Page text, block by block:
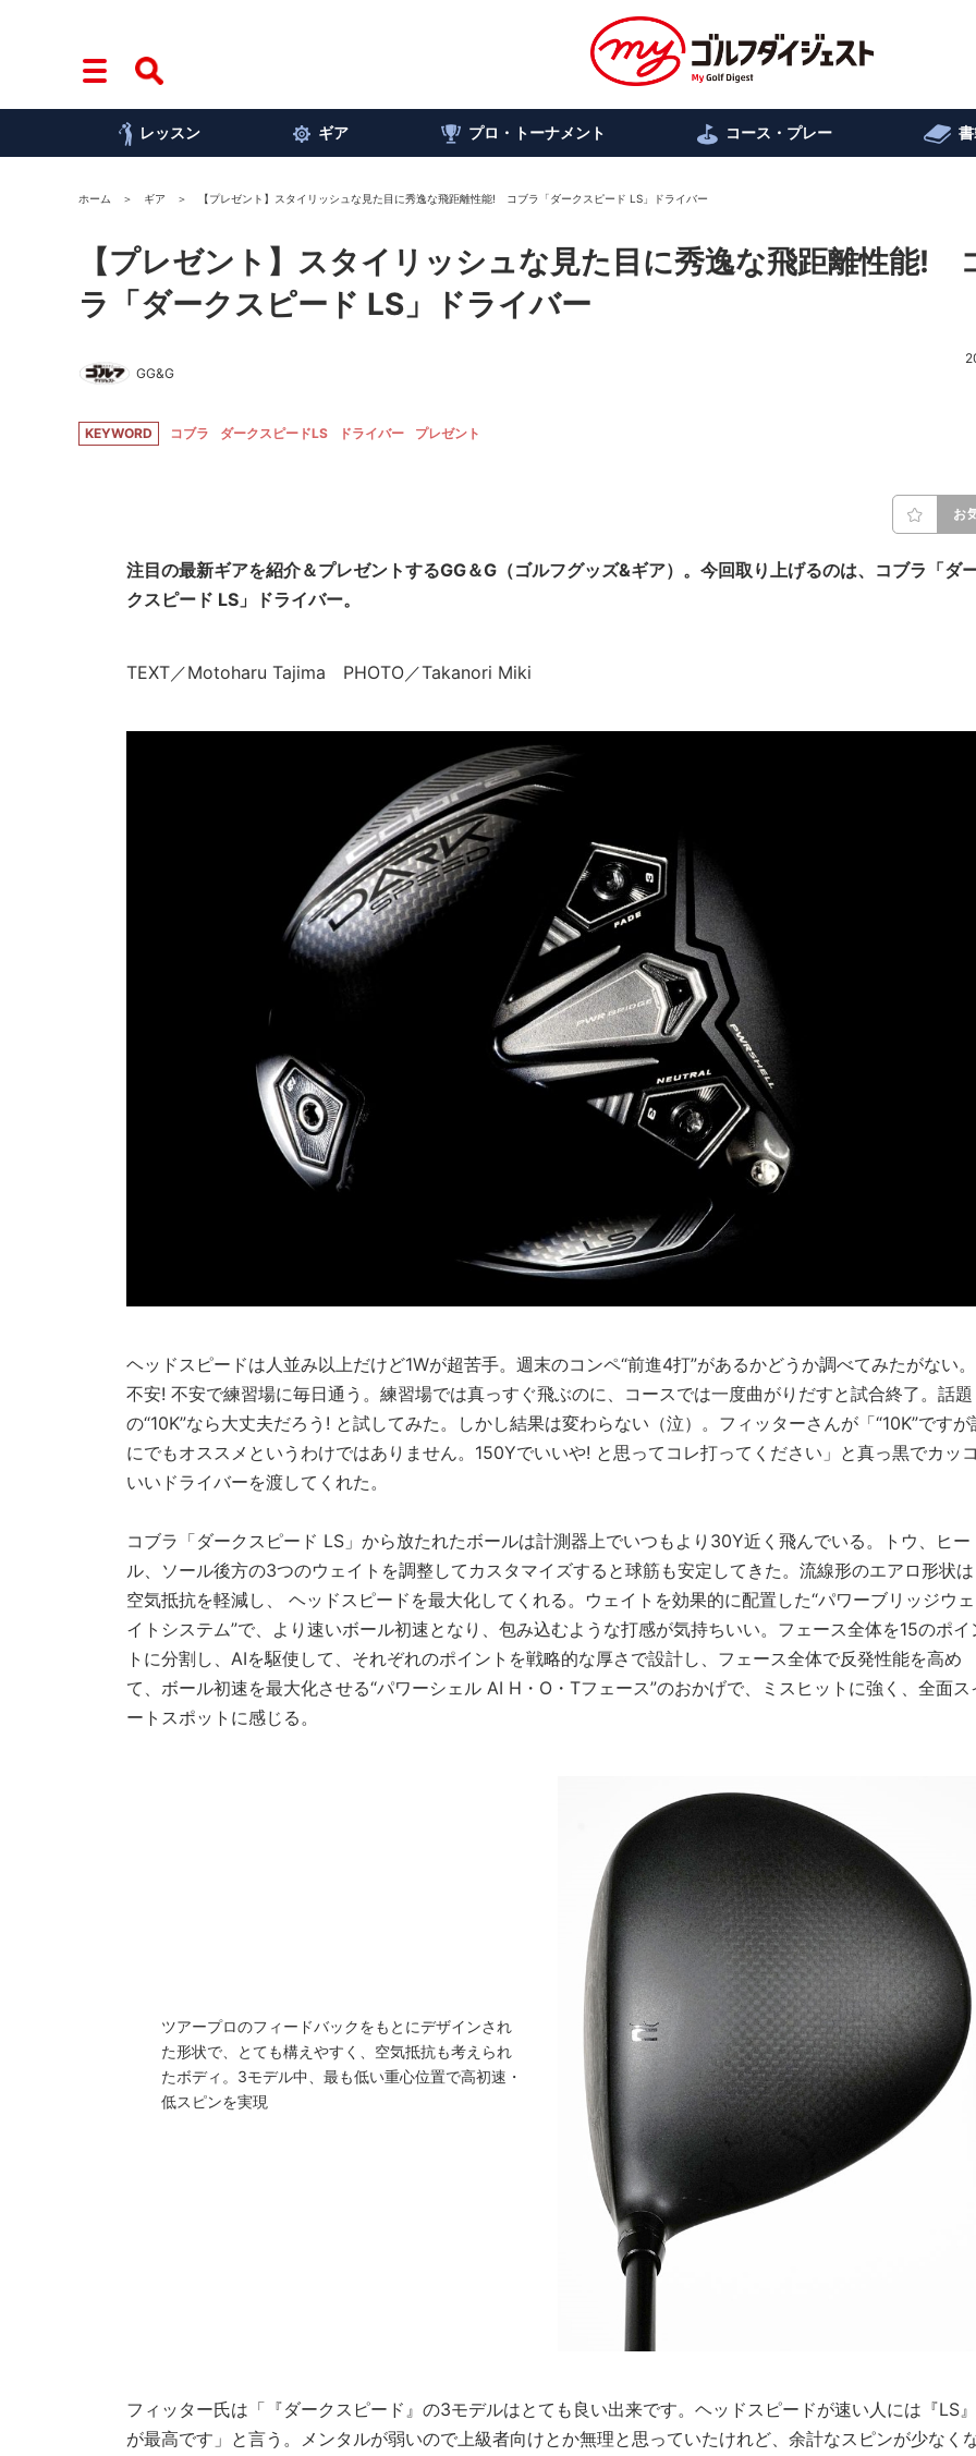
レッスン ギア プロ・トーナメント コース・プレー
ホーム ギア 【プレゼント】スタイリッシュな見た目に秀逸な飛距離性能! コブラ「ダークスピード LS」ドライバー
【プレゼント】スタイリッシュな見た目に秀逸な飛距離性能!
ラ「ダークスピード LS」ドライバー
GG&G
KEYWORD コブラ ダークスピードLS ドライバー プレゼント
お
注目の最新ギアを紹介＆プレゼントするGG＆G（ゴルフグッズ&ギア）。今回取り上げるのは、コブラ「ダ
クスピード LS」ドライバー。
TEXT／Motoharu Tajima PHOTO／Takanori Miki
ヘッドスピードは人並み以上だけど1Wが超苦手。週末のコンペ“前進4打”があるかどうか調べてみたがない。
不安! 不安で練習場に毎日通う。練習場では真っすぐ飛ぶのに、コースでは一度曲がりだすと試合終了。話題
の“10K”なら大丈夫だろう! と試してみた。しかし結果は変わらない（泣）。フィッターさんが「“10K”ですが
にでもオススメというわけではありません。150Yでいいや! と思ってコレ打ってください」と真っ黒でカッ
いいドライバーを渡してくれた。
コブラ「ダークスピード LS」から放たれたボールは計測器上でいつもより30Y近く飛んでいる。トウ、ヒー
ル、ソール後方の3つのウェイトを調整してカスタマイズすると球筋も安定してきた。流線形のエアロ形状は
空気抵抗を軽減し、 ヘッドスピードを最大化してくれる。ウェイトを効果的に配置した“パワーブリッジウェ
イトシステム”で、より速いボール初速となり、包み込むような打感が気持ちいい。フェース全体を15のポイ
トに分割し、AIを駆使して、それぞれのポイントを戦略的な厚さで設計し、フェース全体で反発性能を高め
て、ボール初速を最大化させる“パワーシェル AI H・O・Tフェース”のおかげで、ミスヒットに強く、全面ス
ートスポットに感じる。
ツアープロのフィードバックをもとにデザインされ
た形状で、とても構えやすく、空気抵抗も考えられ
たボディ。3モデル中、最も低い重心位置で高初速・
低スピンを実現
フィッター氏は「『ダークスピード』の3モデルはとても良い出来です。ヘッドスピードが速い人には『LS』
が最高です」と言う。メンタルが弱いので上級者向けとか無理と思っていたけれど、余計なスピンが少なく